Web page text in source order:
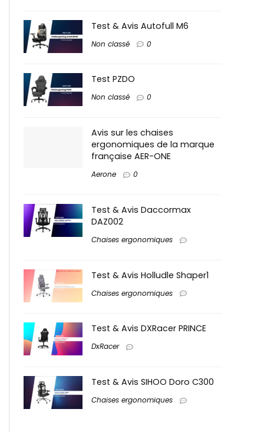
Test & Avis Autofull M6
Non classé 0
Test PZDO
Non classé 0
Avis sur les chaises
ergonomiques de la marque
française AER-ONE
Aerone 0
Test & Avis Daccormax
DAZ002
Chaises ergonomiques
Test & Avis Holludle Shaper1
Chaises ergonomiques
Test & Avis DXRacer PRINCE
DxRacer
Test & Avis SIHOO Doro C300
Chaises ergonomiques